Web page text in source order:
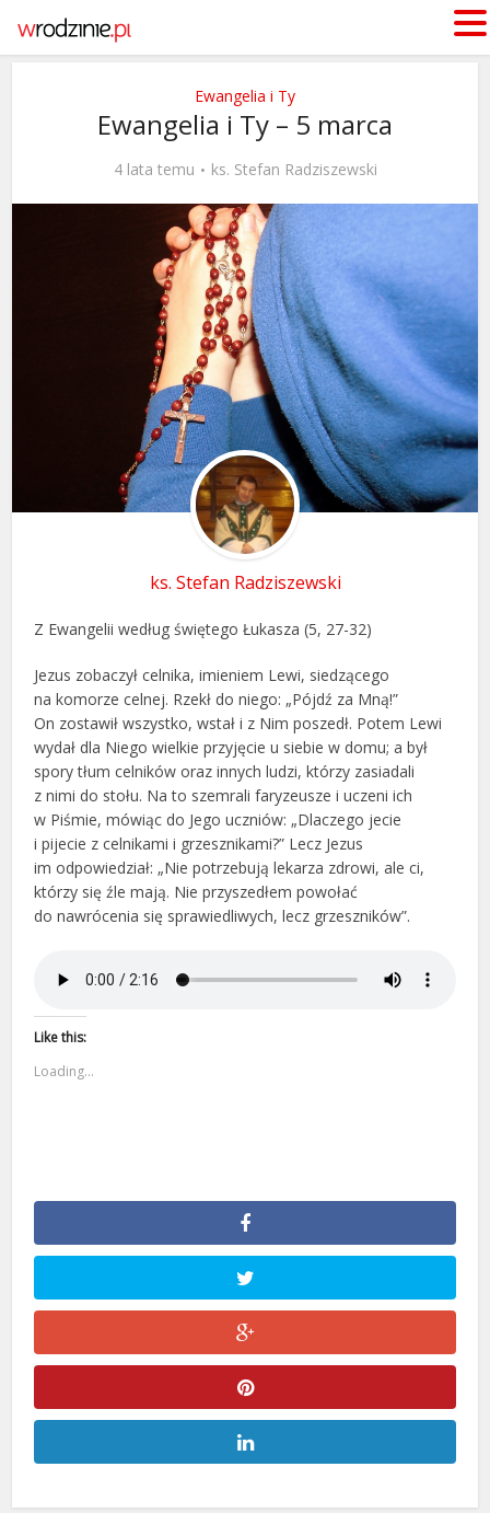
Ewangelia i Ty
Ewangelia i Ty – 5 marca
4 lata temu ks. Stefan Radziszewski
ks. Stefan Radziszewski
Z Ewangelii według świętego Łukasza (5, 27-32)
Jezus zobaczył celnika, imieniem Lewi, siedzącego
na komorze celnej. Rzekł do niego: „Pójdź za Mną!”
On zostawił wszystko, wstał i z Nim poszedł. Potem Lewi
wydał dla Niego wielkie przyjęcie u siebie w domu; a był
spory tłum celników oraz innych ludzi, którzy zasiadali
z nimi do stołu. Na to szemrali faryzeusze i uczeni ich
w Piśmie, mówiąc do Jego uczniów: „Dlaczego jecie
i pijecie z celnikami i grzesznikami?” Lecz Jezus
im odpowiedział: „Nie potrzebują lekarza zdrowi, ale ci,
którzy się źle mają. Nie przyszedłem powołać
do nawrócenia się sprawiedliwych, lecz grzeszników”.
Like this:
Loading...